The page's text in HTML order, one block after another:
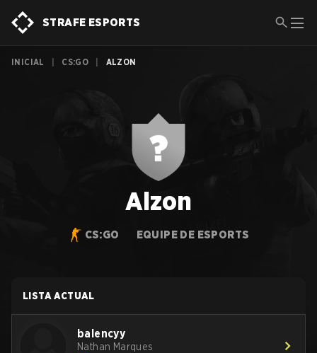
STRAFE ESPORTS
INICIAL CS:GO ALZON
Alzon
CS:GO EQUIPE DE ESPORTS
LISTA ACTUAL
balencyy
Nathan Marques